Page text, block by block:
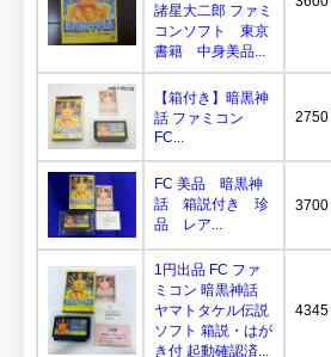
諸星大二郎 ファミ
コンソフト 東京
書籍 中身美品...
【箱付き】暗黒神
話 ファミコン
FC...
2750
FC 美品 暗黒神
話 箱説付き 珍
品 レア...
3700
1円出品 FC ファ
ミコン 暗黒神話
ヤマトタケル伝説
ソフト 箱説・はが
き付 起動確認済...
4345